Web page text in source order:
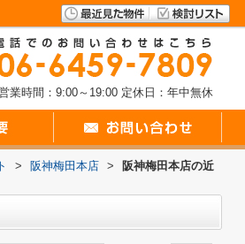
業時間：9:00～19:00 定休日：年中無休
> 阪神梅田本店 >
阪神梅田本店の近